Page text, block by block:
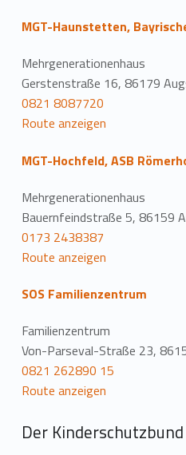
MGT-Haunstetten,
Mehrgenerationenhaus
Gerstenstraße 16, 86179
0821 8087720
Route anzeigen
MGT-Hochfeld, ASB
Mehrgenerationenhaus
Bauernfeindstraße 5, 86159
0173 2438387
Route anzeigen
SOS Familienzentrum
Familienzentrum
Von-Parseval-Straße 23,
0821 262890 15
Route anzeigen
Der